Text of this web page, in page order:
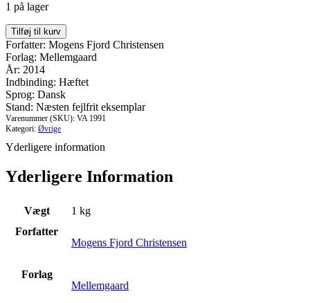
1 på lager
Forandringer
#
antal
Tilføj til kurv
Forfatter: Mogens Fjord Christensen
Forlag: Mellemgaard
År: 2014
Indbinding: Hæftet
Sprog: Dansk
Stand: Næsten fejlfrit eksemplar
Varenummer (SKU): VA 1991
Kategori: Øvrige
Yderligere information
Yderligere Information
Vægt
1 kg
Forfatter
Mogens Fjord Christensen
Forlag
Mellemgaard